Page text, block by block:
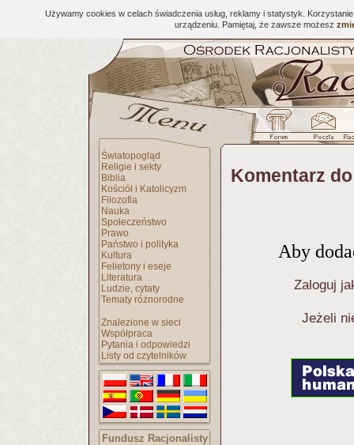
Używamy cookies w celach świadczenia usług, reklamy i statystyk.
urządzeniu. Pamiętaj, że zawsze możesz
Światopogląd
Religie i sekty
Biblia
Kościół i Katolicyzm
Filozofia
Nauka
Społeczeństwo
Prawo
Państwo i polityka
Kultura
Felietony i eseje
Literatura
Ludzie, cytaty
Tematy różnorodne
Znalezione w sieci
Współpraca
Pytania i odpowiedzi
Listy od czytelników
Fundusz Racjonalisty
Komentarz
Aby
Zaloguj
Jeżeli